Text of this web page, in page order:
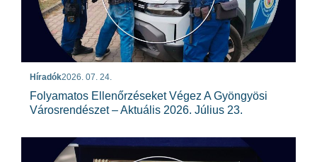
Híradók2026. 07. 24.
Folyamatos Ellenőrzéseket Végez A Gyöngyösi
Városrendészet – Aktuális 2026. Július 23.